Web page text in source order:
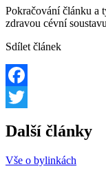
Pokračování článku a
zdravou cévní soustavu
Sdílet článek
Facebook
Další články
Vše o bylinkách